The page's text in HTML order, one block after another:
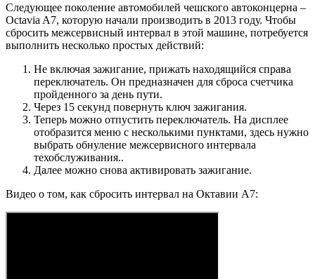
Следующее поколение автомобилей чешского автоконцерна –
Octavia A7, которую начали производить в 2013 году. Чтобы
сбросить межсервисный интервал в этой машине, потребуется
выполнить несколько простых действий:
Не включая зажигание, прижать находящийся справа
переключатель. Он предназначен для сброса счетчика
пройденного за день пути.
Через 15 секунд повернуть ключ зажигания.
Теперь можно отпустить переключатель. На дисплее
отобразится меню с несколькими пунктами, здесь нужно
выбрать обнуление межсервисного интервала
техобслуживания..
Далее можно снова активировать зажигание.
Видео о том, как сбросить интервал на Октавии А7: